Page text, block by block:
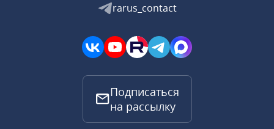
rarus_contact
Подписаться
на рассылку